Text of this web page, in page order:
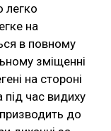
легко
на
в повному
зміщенні
на стороні
час видиху
до